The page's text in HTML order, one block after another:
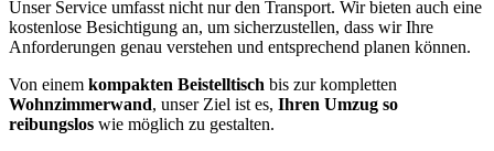
Unser Service umfasst nicht nur den Transport. Wir bieten auch eine
kostenlose Besichtigung an, um sicherzustellen, dass wir Ihre
Anforderungen genau verstehen und entsprechend planen können.
Von einem kompakten Beistelltisch bis zur kompletten
Wohnzimmerwand, unser Ziel ist es, Ihren Umzug so
reibungslos wie möglich zu gestalten.